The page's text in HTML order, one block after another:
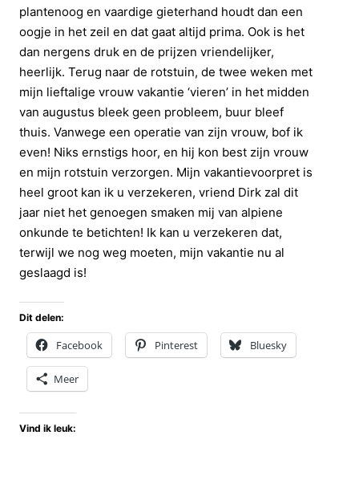
plantenoog en vaardige gieterhand houdt dan een
oogje in het zeil en dat gaat altijd prima. Ook is het
dan nergens druk en de prijzen vriendelijker,
heerlijk. Terug naar de rotstuin, de twee weken met
mijn lieftalige vrouw vakantie ‘vieren’ in het midden
van augustus bleek geen probleem, buur bleef
thuis. Vanwege een operatie van zijn vrouw, bof ik
even! Niks ernstigs hoor, en hij kon best zijn vrouw
en mijn rotstuin verzorgen. Mijn vakantievoorpret is
heel groot kan ik u verzekeren, vriend Dirk zal dit
jaar niet het genoegen smaken mij van alpiene
onkunde te betichten! Ik kan u verzekeren dat,
terwijl we nog weg moeten, mijn vakantie nu al
geslaagd is!
Dit delen:
Facebook Pinterest Bluesky
Meer
Vind ik leuk: